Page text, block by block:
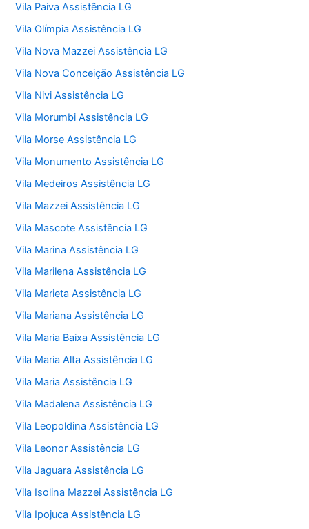
Vila Paiva Assistência LG
Vila Olímpia Assistência LG
Vila Nova Mazzei Assistência LG
Vila Nova Conceição Assistência LG
Vila Nivi Assistência LG
Vila Morumbi Assistência LG
Vila Morse Assistência LG
Vila Monumento Assistência LG
Vila Medeiros Assistência LG
Vila Mazzei Assistência LG
Vila Mascote Assistência LG
Vila Marina Assistência LG
Vila Marilena Assistência LG
Vila Marieta Assistência LG
Vila Mariana Assistência LG
Vila Maria Baixa Assistência LG
Vila Maria Alta Assistência LG
Vila Maria Assistência LG
Vila Madalena Assistência LG
Vila Leopoldina Assistência LG
Vila Leonor Assistência LG
Vila Jaguara Assistência LG
Vila Isolina Mazzei Assistência LG
Vila Ipojuca Assistência LG